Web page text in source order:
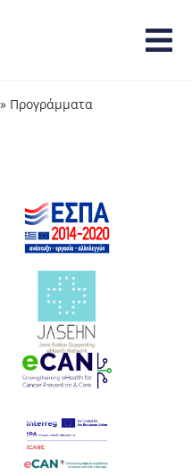
» Προγράμματα